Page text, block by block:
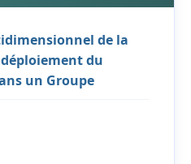
de la
du
un Groupe